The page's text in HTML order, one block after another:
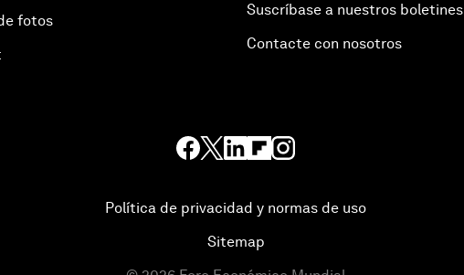
fotos
Suscríbase a nuestros boletines
Contacte con nosotros
Política de privacidad y normas de uso
Sitemap